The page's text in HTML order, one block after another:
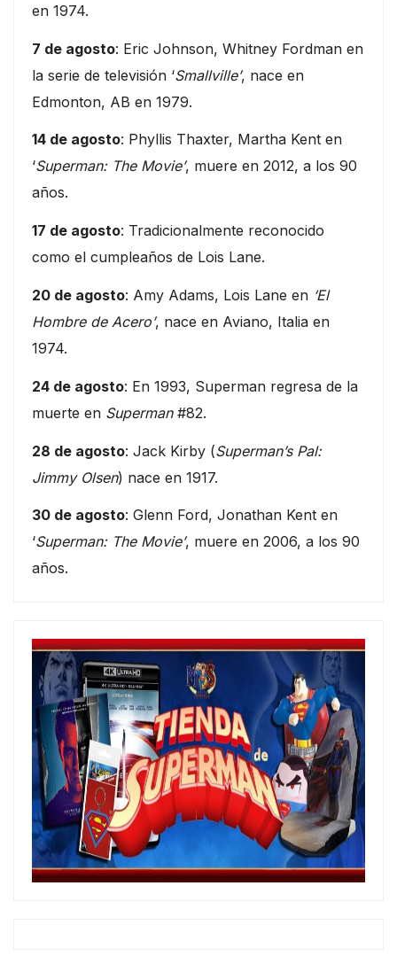
en 1974.
7 de agosto: Eric Johnson, Whitney Fordman en
la serie de televisión ‘Smallville’, nace en
Edmonton, AB en 1979.
14 de agosto: Phyllis Thaxter, Martha Kent en
‘Superman: The Movie’, muere en 2012, a los 90
años.
17 de agosto: Tradicionalmente reconocido
como el cumpleaños de Lois Lane.
20 de agosto: Amy Adams, Lois Lane en ‘El
Hombre de Acero’, nace en Aviano, Italia en
1974.
24 de agosto: En 1993, Superman regresa de la
muerte en Superman#82.
28 de agosto: Jack Kirby (Superman’s Pal:
Jimmy Olsen) nace en 1917.
30 de agosto: Glenn Ford, Jonathan Kent en
‘Superman: The Movie’, muere en 2006, a los 90
años.